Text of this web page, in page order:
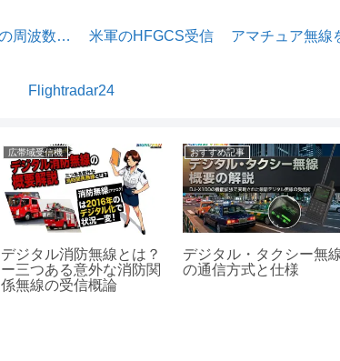
大規模災害時の周波数一覧 米軍のHFGCS受信
Flightradar24
広帯域受信機
デジタル消防無線とは？
ー三つある意外な消防関
係無線の受信概論
おすすめ記事
デジタル・タクシー無
の通信方式と仕様